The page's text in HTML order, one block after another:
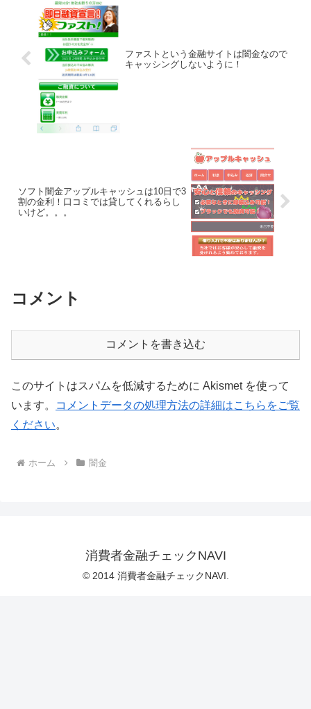
ファストという金融サイトは闇金なので
キャッシングしないように！
ソフト闇金アップルキャッシュは10日で3
割の金利！口コミでは貸してくれるらし
いけど。。。
コメント
コメントを書き込む
このサイトはスパムを低減するために Akismet を使って
います。
コメントデータの処理方法の詳細はこちらをご覧
ください。
ホーム 闇金
消費者金融チェックNAVI
© 2014 消費者金融チェックNAVI.